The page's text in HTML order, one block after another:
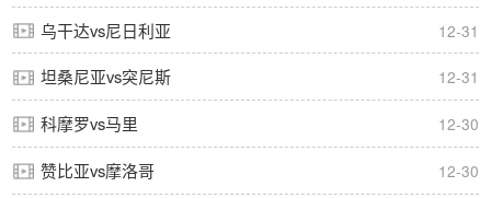
乌干达vs尼日利亚 12-31
坦桑尼亚vs突尼斯 12-31
科摩罗vs马里 12-30
赞比亚vs摩洛哥 12-30